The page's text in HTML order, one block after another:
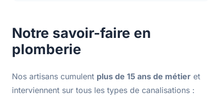
Notre savoir-faire en
plomberie
Nos artisans cumulent plus de 15 ans de métier et
interviennent sur tous les types de canalisations :